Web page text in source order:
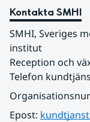
Kontakta SMHI
SMHI, Sveriges
institut
Reception och
Telefon
Epost: